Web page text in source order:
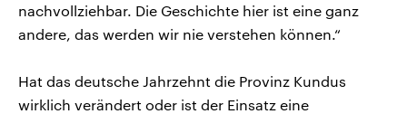
nachvollziehbar. Die Geschichte hier ist eine ganz
andere, das werden wir nie verstehen können.“
Hat das deutsche Jahrzehnt die Provinz Kundus
wirklich verändert oder ist der Einsatz eine